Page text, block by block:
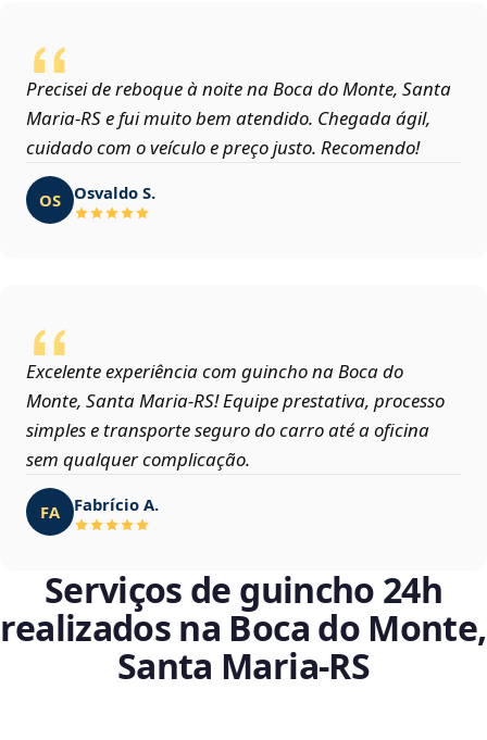
Precisei de reboque à noite na Boca do Monte, Santa
Maria‑RS e fui muito bem atendido. Chegada ágil,
cuidado com o veículo e preço justo. Recomendo!
OS Osvaldo S.
Excelente experiência com guincho na Boca do
Monte, Santa Maria‑RS! Equipe prestativa, processo
simples e transporte seguro do carro até a oficina
sem qualquer complicação.
FA Fabrício A.
Serviços de guincho 24h
realizados na Boca do Monte,
Santa Maria‑RS